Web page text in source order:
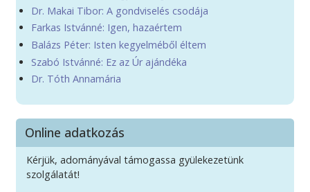
Dr. Makai Tibor: A gondviselés csodája
Farkas Istvánné: Igen, hazaértem
Balázs Péter: Isten kegyelméből éltem
Szabó Istvánné: Ez az Úr ajándéka
Dr. Tóth Annamária
Online adatkozás
Kérjük, adományával támogassa gyülekezetünk
szolgálatát!